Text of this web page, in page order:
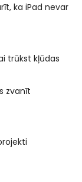
ka iPad nevar
trūkst kļūdas
zvanīt